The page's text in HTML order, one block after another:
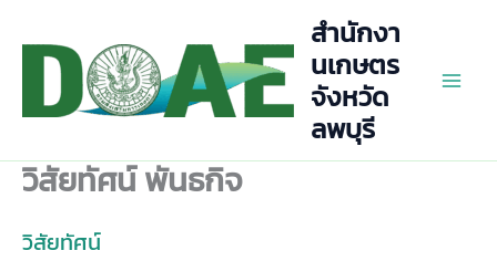
content
สำนักงา
นเกษตร
จังหวัด
ลพบุรี
วิสัยทัศน์ พันธกิจ
วิสัยทัศน์